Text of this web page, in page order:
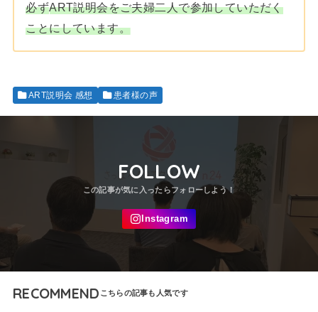
必ずART説明会をご夫婦二人で参加していただく
ことにしています。
ART説明会 感想 患者様の声
FOLLOW
RECOMMEND